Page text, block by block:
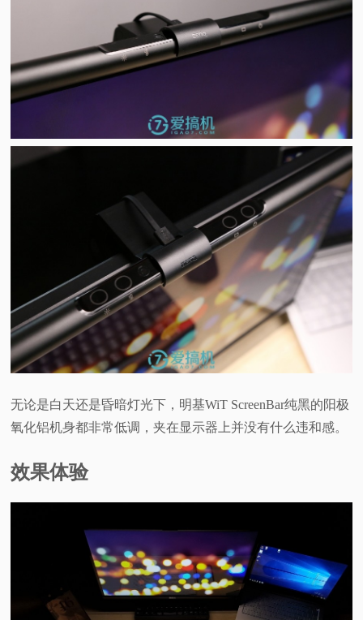
无论是白天还是昏暗灯光下，明基WiT ScreenBar纯黑的阳极
氧化铝机身都非常低调，夹在显示器上并没有什么违和感。
效果体验